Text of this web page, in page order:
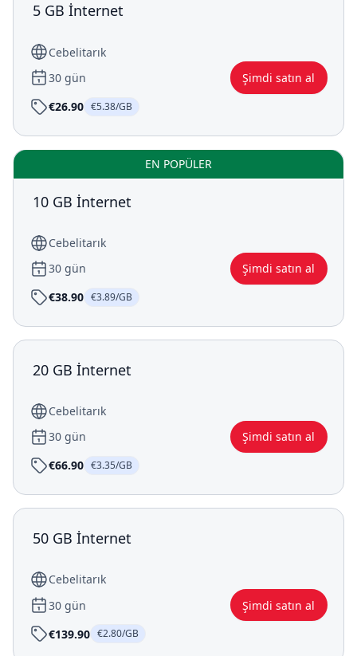
5 GB İnternet
Cebelitarık
30 gün
Şimdi satın al
€26.90 €5.38/GB
EN POPÜLER
10 GB İnternet
Cebelitarık
30 gün
Şimdi satın al
€38.90 €3.89/GB
20 GB İnternet
Cebelitarık
30 gün
Şimdi satın al
€66.90 €3.35/GB
50 GB İnternet
Cebelitarık
30 gün
Şimdi satın al
€139.90 €2.80/GB